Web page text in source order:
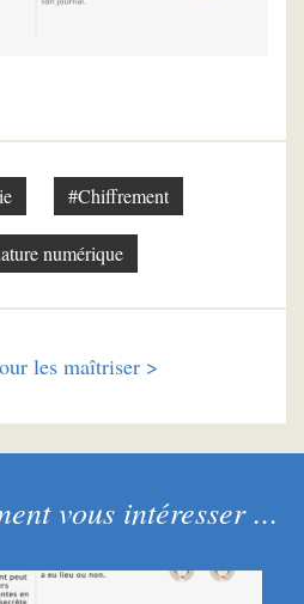
#Chiffrement
numérique
les maîtriser >
vous intéresser ...